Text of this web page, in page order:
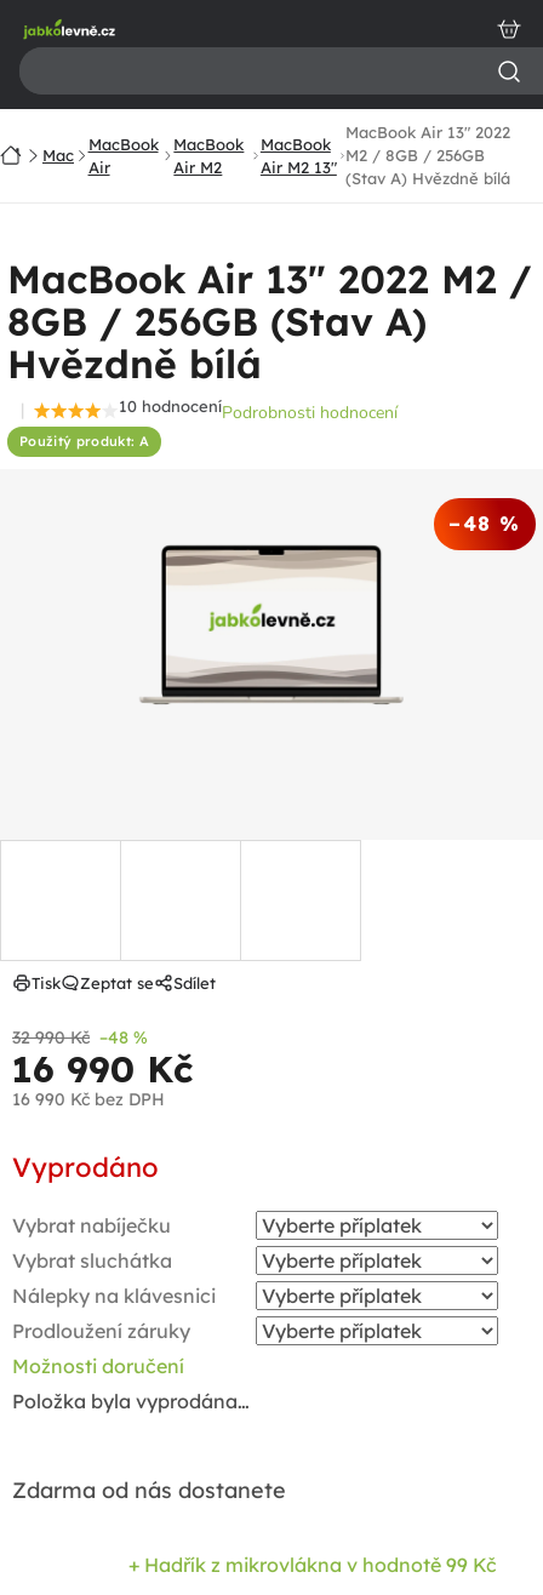
obsah
DomůMac
MacBook
Air
MacBook
Air M2
MacBook
Air M2 13"
MacBook Air 13" 2022
M2 / 8GB / 256GB
(Stav A) Hvězdně bílá
MacBook Air 13" 2022 M2 /
8GB / 256GB (Stav A)
Hvězdně bílá
Použitý produkt: A
Průměrné
hodnocení
10 hodnoceníPodrobnosti hodnocení
–48 %
32 990 Kč –48 %
16 990 Kč
16 990 Kč bez DPH
cena:
Vyprodáno
Vybrat nabíječku
Vybrat sluchátka
Nálepky na klávesnici
Prodloužení záruky
Možnosti doručení
Položka byla vyprodána…
Zdarma od nás dostanete
+ Hadřík z mikrovlákna v hodnotě 99 Kč
Tisk Zeptat se Sdílet